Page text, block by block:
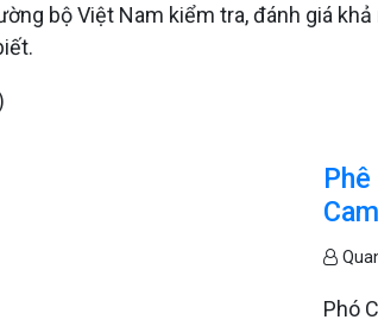
bộ Việt Nam kiểm tra, đánh giá
Phó